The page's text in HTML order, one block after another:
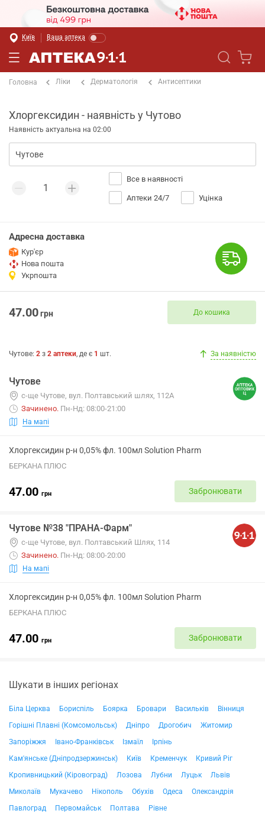
Київ Ваша аптека
Головна Ліки Дерматологія Антисептики
Хлоргексидин - наявність у Чутово
Наявність актуальна на 02:00
Все в наявності
Аптеки 24/7 Уцінка
Адресна доставка
Кур'єр
Нова пошта
Укрпошта
47.00грн До кошика
Чутове: 2 з 2 аптеки, де є 1 шт. За наявністю
Чутове
с-ще Чутове, вул. Полтавський шлях, 112А
Зачинено. Пн-Нд: 08:00-21:00
На мапі
Хлоргексидин р-н 0,05% фл. 100мл Solution Pharm
БЕРКАНА ПЛЮС
47.00 грн Забронювати
Чутове №38 "ПРАНА-Фарм"
с-ще Чутове, вул. Полтавський Шлях, 114
Зачинено. Пн-Нд: 08:00-20:00
На мапі
Хлоргексидин р-н 0,05% фл. 100мл Solution Pharm
БЕРКАНА ПЛЮС
47.00 грн Забронювати
Шукати в інших регіонах
Біла Церква Бориспіль Боярка Бровари Васильків
Вінниця
Горішні Плавні (Комсомольськ)
Дніпро Дрогобич
Житомир
Запоріжжя
Івано-Франківськ Ізмаїл
Ірпінь
Кам'янське (Дніпродзержинськ)
Київ Кременчук
Кривий Ріг
Кропивницький (Кіровоград)
Лозова Лубни Луцьк
Львів
Миколаїв
Мукачево Нікополь Обухів Одеса
Олександрія
Павлоград
Первомайськ Полтава
Рівне